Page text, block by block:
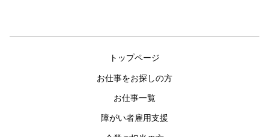
トップページ
お仕事をお探しの方
お仕事一覧
障がい者雇用支援